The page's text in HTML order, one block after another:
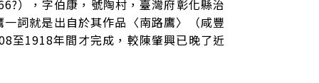
），字伯康，號陶村，臺灣府彰化縣治
詞就是出自於其作品〈南路鷹〉（咸豐
至1918年間才完成，較陳肇興已晚了近